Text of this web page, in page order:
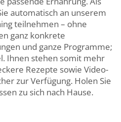
automatisch an unserem
teilnehmen – ohne
ganz konkrete
und ganze Programme;
Ihnen stehen somit mehr
Rezepte sowie Video-
zur Verfügung. Holen Sie
zu sich nach Hause.